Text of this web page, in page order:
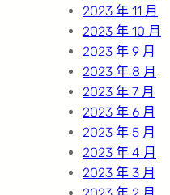
2023 年 11 月
2023 年 10 月
2023 年 9 月
2023 年 8 月
2023 年 7 月
2023 年 6 月
2023 年 5 月
2023 年 4 月
2023 年 3 月